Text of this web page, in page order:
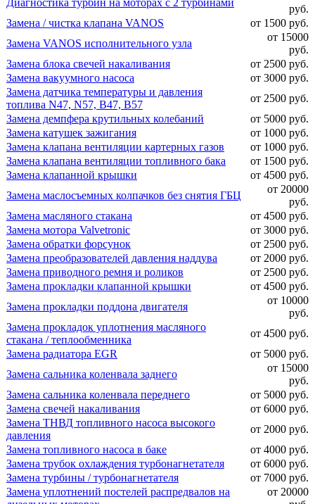
Диагностика турбин на моторах с 2 турбинами
руб.
Замена / чистка клапана VANOS
от 1500 руб.
Замена VANOS исполнительного узла
от 15000
руб.
Замена блока свечей накаливания
от 2500 руб.
Замена вакуумного насоса
от 3000 руб.
Замена датчика температуры и давления
топлива N47, N57, B47, B57
от 2500 руб.
Замена демпфера крутильных колебаний
от 5000 руб.
Замена катушек зажигания
от 1000 руб.
Замена клапана вентиляции картерных газов
от 1000 руб.
Замена клапана вентиляции топливного бака
от 1500 руб.
Замена клапанной крышки
от 4500 руб.
Замена маслосъемных колпачков без снятия ГБЦ
от 20000
руб.
Замена масляного стакана
от 4500 руб.
Замена мотора Valvetronic
от 3000 руб.
Замена обратки форсунок
от 2500 руб.
Замена преобразователей давления наддува
от 2000 руб.
Замена приводного ремня и роликов
от 2500 руб.
Замена прокладки клапанной крышки
от 4500 руб.
Замена прокладки поддона двигателя
от 10000
руб.
Замена прокладок уплотнения масляного
стакана / теплообменника
от 4500 руб.
Замена радиатора EGR
от 5000 руб.
Замена сальника коленвала заднего
от 15000
руб.
Замена сальника коленвала переднего
от 5000 руб.
Замена свечей накаливания
от 6000 руб.
Замена ТНВД топливного насоса высокого
давления
от 2000 руб.
Замена топливного насоса в баке
от 4000 руб.
Замена трубок охлаждения турбонагнетателя
от 6000 руб.
Замена турбины / турбонагнетателя
от 7000 руб.
Замена уплотнений постелей распредвалов на
от 20000